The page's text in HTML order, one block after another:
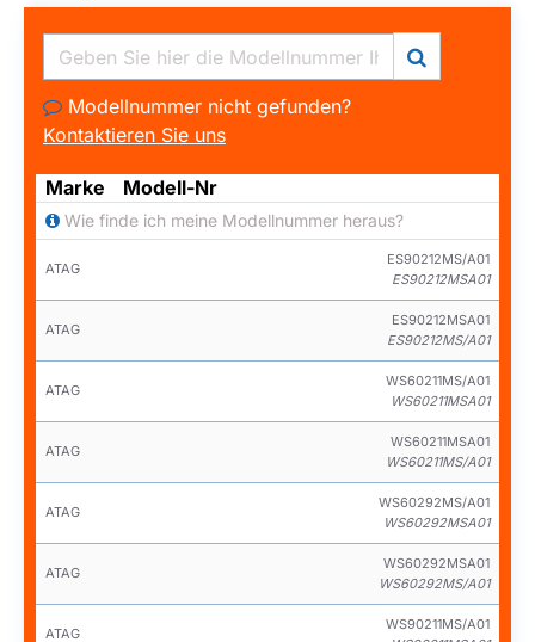
Modellnummer nicht gefunden?
Kontaktieren Sie uns
Marke Modell-Nr
Wie finde ich meine Modellnummer heraus?
ATAG
ES90212MS/A01
ES90212MSA01
ATAG
ES90212MSA01
ES90212MS/A01
ATAG
WS60211MS/A01
WS60211MSA01
ATAG
WS60211MSA01
WS60211MS/A01
ATAG
WS60292MS/A01
WS60292MSA01
ATAG
WS60292MSA01
WS60292MS/A01
ATAG
WS90211MS/A01